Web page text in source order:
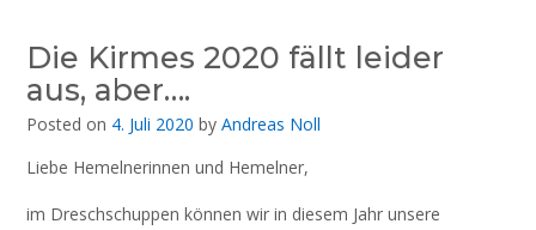
Die Kirmes 2020 fällt leider
aus, aber….
Posted on 4. Juli 2020 by Andreas Noll
Liebe Hemelnerinnen und Hemelner,
im Dreschschuppen können wir in diesem Jahr unsere